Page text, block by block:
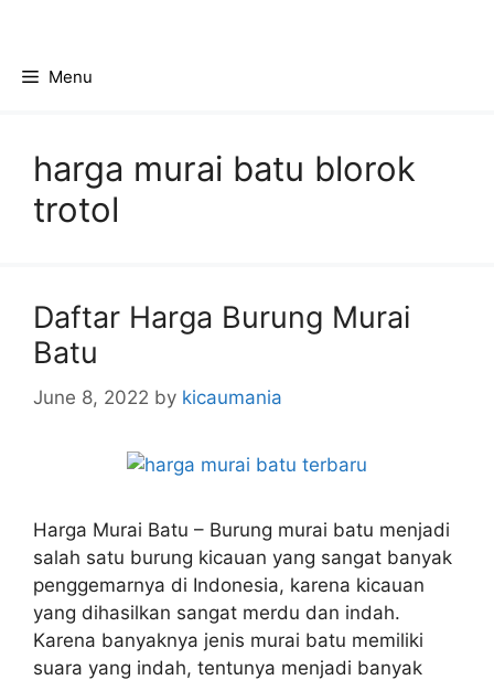
contentMenu
harga murai batu blorok
trotol
Daftar Harga Burung Murai
Batu
June 8, 2022 by kicaumania
Harga Murai Batu – Burung murai batu menjadi
salah satu burung kicauan yang sangat banyak
penggemarnya di Indonesia, karena kicauan
yang dihasilkan sangat merdu dan indah.
Karena banyaknya jenis murai batu memiliki
suara yang indah, tentunya menjadi banyak